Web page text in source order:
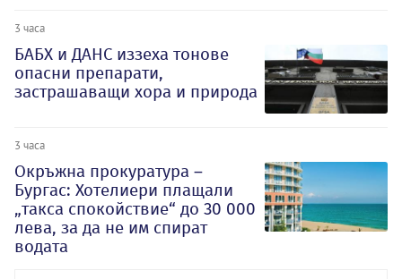
3 часа
БАБХ и ДАНС иззеха тонове
опасни препарати,
застрашаващи хора и природа
3 часа
Окръжна прокуратура –
Бургас: Хотелиери плащали
„такса спокойствие“ до 30 000
лева, за да не им спират
водата